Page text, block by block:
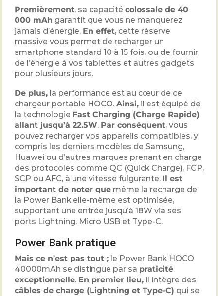
Premièrement, sa capacité colossale de 40
000 mAh garantit que vous ne manquerez
jamais d’énergie. En effet, cette réserve
massive vous permet de recharger un
smartphone standard 10 à 15 fois, ou de fournir
de l’énergie à vos tablettes et autres gadgets
pour plusieurs jours.
De plus, la performance est au cœur de ce
chargeur portable HOCO. Ainsi, il est équipé de
la technologie Fast Charging (Charge Rapide)
allant jusqu’à 22.5W. Par conséquent, vous
pouvez recharger vos appareils compatibles, y
compris les derniers modèles de Samsung,
Huawei ou d’autres marques prenant en charge
des protocoles comme QC (Quick Charge), FCP,
SCP ou AFC, à une vitesse fulgurante. Il est
important de noter que même la recharge de
la Power Bank elle-même est optimisée,
supportant une entrée jusqu’à 18W via ses
ports Lightning, Micro USB et Type-C.
Power Bank pratique
Mais ce n’est pas tout ; le Power Bank HOCO
40000mAh se distingue par sa praticité
exceptionnelle. En premier lieu, il intègre des
câbles de charge (Lightning et Type-C) qui se